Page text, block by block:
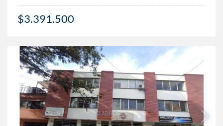
$3.391.500